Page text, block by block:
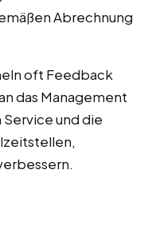
Abrechnung
oft Feedback
das Management
und die